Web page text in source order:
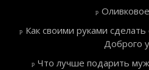
Как своими руками
Доброго
Что лучше подарить